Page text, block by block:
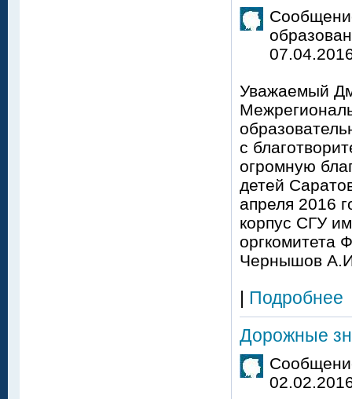
Уважаемый
с
огромную
детей
апреля 2016
корпус СГУ
оргкомитета
Чернышов
Подробнее
Дорожные